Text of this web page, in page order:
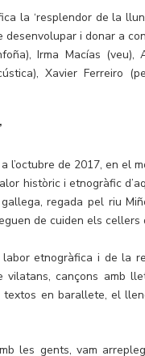
la ‘resplendor de la
desenvolupar i donar a
Irma Macías
Xavier Ferreiro
a l’octubre de 2017, en el
històric i etnogràfic
regada pel riu
de cuiden els cellers
etnogràfica i de la
vilatans, cançons amb
en barallete, el
les gents, vam